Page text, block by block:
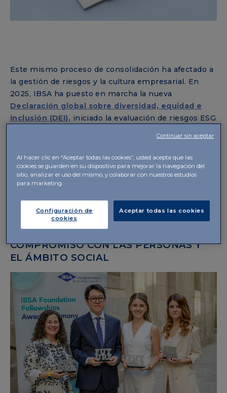
Este mismo proceso de consolidación ha afectado a
la gestión de riesgos y la cultura empresarial. En
2025, IBSA ha puesto en marcha la nueva
Declaración global sobre diversidad, equidad e
inclusión (DEI), iniciado la evaluación de riesgos ESG
En el ámbito tecnológico, IBSA ha introducido una
política de Grupo para el uso seguro y regulado de la
inteligencia artificial, acompañada de un
de las medidas de ciberseguridady protección de
COMPROMISO CON LAS PERSONAS Y
EL ÁMBITO SOCIAL
Al hacer clic en “Aceptar todas las cookies”, usted acepta que las
cookies se guarden en su dispositivo para mejorar la navegación del
sitio, analizar el uso del mismo, y colaborar con nuestros estudios
para marketing.
Configuración de
cookies
Aceptar todas las cookies
Continuar sin aceptar